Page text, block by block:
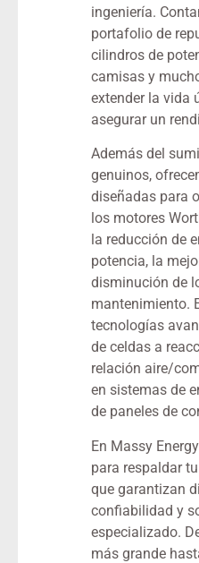
ingeniería.
portafolio de
cilindros de
camisas y
extender la vida
asegurar un
Además del
genuinos,
diseñadas para
los motores
la reducción de
potencia, la
disminución de
mantenimiento.
tecnologías
de celdas a
relación aire/
en sistemas de
de paneles de
En Massy
para respaldar
que garantizan
confiabilidad y
especializado.
más grande